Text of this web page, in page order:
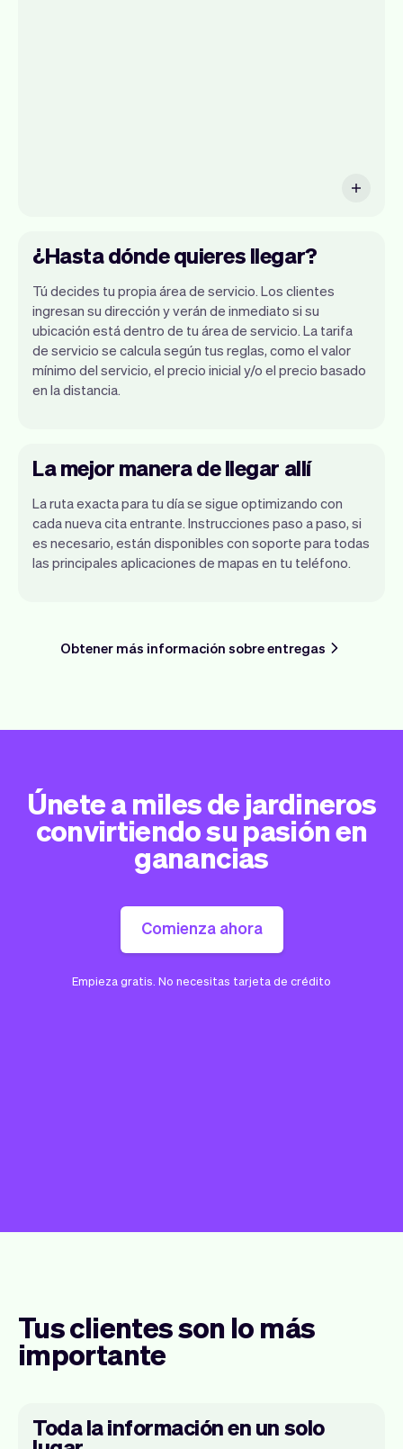
¿Hasta dónde quieres llegar?
Tú decides tu propia área de servicio. Los clientes
ingresan su dirección y verán de inmediato si su
ubicación está dentro de tu área de servicio. La tarifa
de servicio se calcula según tus reglas, como el valor
mínimo del servicio, el precio inicial y/o el precio basado
en la distancia.
La mejor manera de llegar allí
La ruta exacta para tu día se sigue optimizando con
cada nueva cita entrante. Instrucciones paso a paso, si
es necesario, están disponibles con soporte para todas
las principales aplicaciones de mapas en tu teléfono.
Obtener más información sobre entregas
Únete a miles de jardineros
convirtiendo su pasión en
ganancias
Comienza ahora
Empieza gratis. No necesitas tarjeta de crédito
Tus clientes son lo más
importante
Toda la información en un solo